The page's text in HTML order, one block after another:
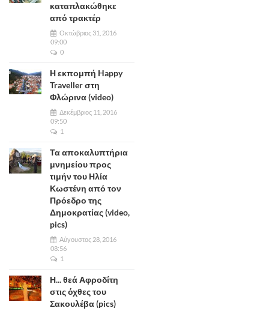
καταπλακώθηκε
από τρακτέρ
Οκτώβριος 31, 2016
09:00
0
Η εκπομπή Happy
Traveller στη
Φλώρινα (video)
Δεκέμβριος 11, 2016
09:50
1
Τα αποκαλυπτήρια
μνημείου προς
τιμήν του Ηλία
Κωστένη από τον
Πρόεδρο της
Δημοκρατίας (video,
pics)
Αύγουστος 28, 2016
08:56
1
Η... θεά Αφροδίτη
στις όχθες του
Σακουλέβα (pics)